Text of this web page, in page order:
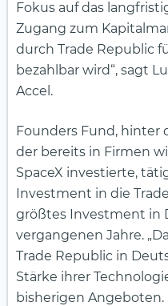
Fokus auf das
Zugang zum
durch Trade Republic
bezahlbar wird“, sagt
Accel.
Founders Fund, hinter
der bereits in Firmen
SpaceX investierte,
Investment in die
größtes Investment in
vergangenen Jahre.
Trade Republic in
Stärke ihrer
bisherigen